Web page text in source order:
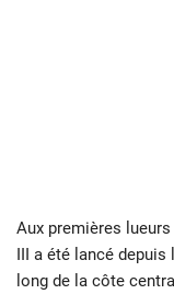
Aux premières
III a été lancé depuis
long de la côte